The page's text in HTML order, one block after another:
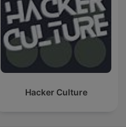
Hacker Culture